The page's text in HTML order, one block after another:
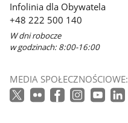
Infolinia dla Obywatela
+48 222 500 140
W dni robocze
w godzinach: 8:00-16:00
MEDIA SPOŁECZNOŚCIOWE: